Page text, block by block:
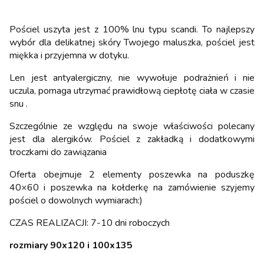
Pościel uszyta jest z 100% lnu typu scandi. To najlepszy
wybór dla delikatnej skóry Twojego maluszka, pościel jest
miękka i przyjemna w dotyku.
Len jest antyalergiczny, nie wywołuje podrażnień i nie
uczula, pomaga utrzymać prawidłową ciepłotę ciała w czasie
snu .
Szczególnie ze względu na swoje właściwości polecany
jest dla alergików. Pościel z zakładką i dodatkowymi
troczkami do zawiązania
Oferta obejmuje 2 elementy poszewka na poduszkę
40×60 i poszewka na kołderkę na zamówienie szyjemy
pościel o dowolnych wymiarach:)
CZAS REALIZACJI: 7-10 dni roboczych
rozmiary 90x120 i 100x135